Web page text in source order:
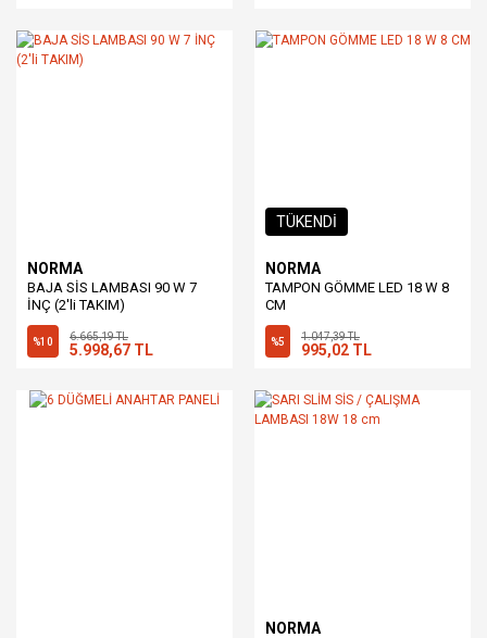
NORMA
BAJA SİS LAMBASI 90 W 7
İNÇ (2'li TAKIM)
%10 6.665,19 TL
5.998,67 TL
TÜKENDİ
NORMA
TAMPON GÖMME LED 18 W 8
CM
%5 1.047,39 TL
995,02 TL
NORMA